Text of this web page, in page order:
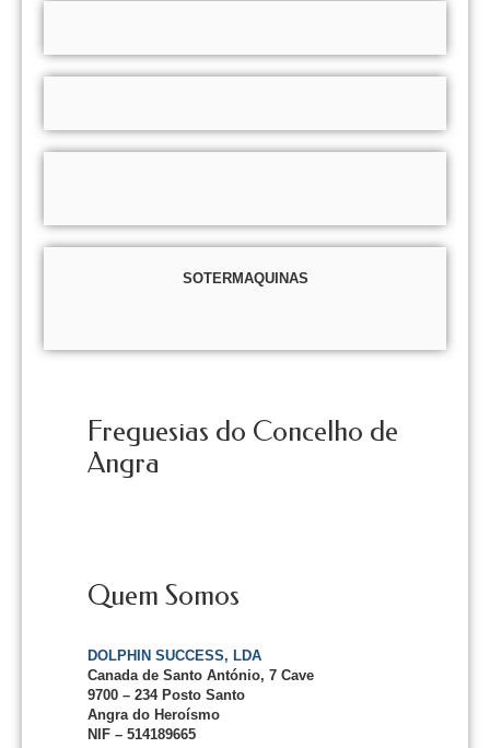
SOTERMAQUINAS
Freguesias do Concelho de
Angra
Quem Somos
DOLPHIN SUCCESS, LDA
Canada de Santo António, 7 Cave
9700 – 234 Posto Santo
Angra do Heroísmo
NIF – 514189665